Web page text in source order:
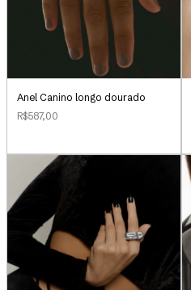
Anel Canino longo dourado
R$587,00